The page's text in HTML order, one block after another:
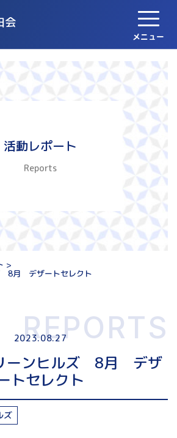
会
メニュー
活動レポート
Reports
8月 デザートセレクト
2023.08.27
REPORTS
ーンヒルズ 8月 デザ
トセレクト
ズ